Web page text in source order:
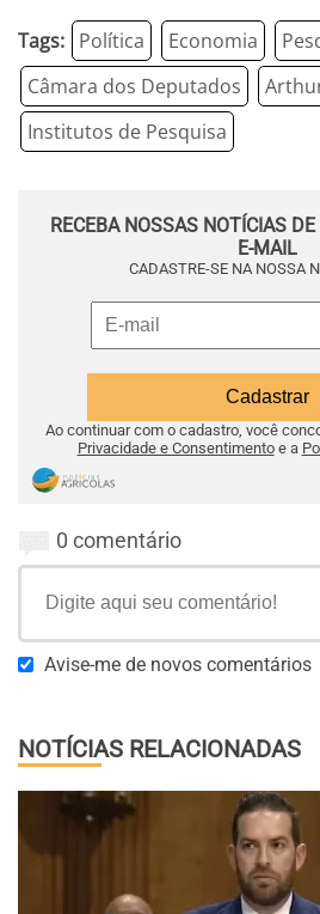
Tags: Política Economia
Câmara dos Deputados
Institutos de Pesquisa
RECEBA NOSSAS NOTÍCIAS
E-MAIL
CADASTRE-SE NA NOSSA
Ao continuar com o cadastro, você
Privacidade e Consentimentoe a
0 comentário
Avise-me de novos comentários
NOTÍCIAS RELACIONADAS